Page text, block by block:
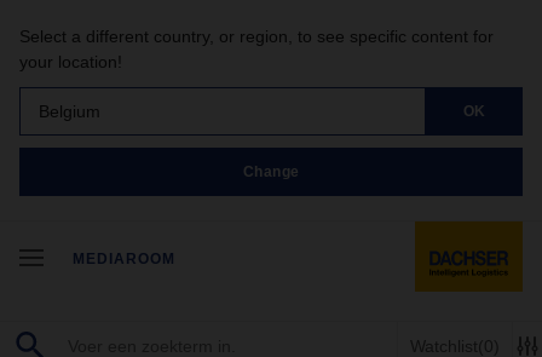
Select a different country, or region, to see specific content for
your location!
Belgium OK
Change
MEDIAROOM
Watchlist(0)